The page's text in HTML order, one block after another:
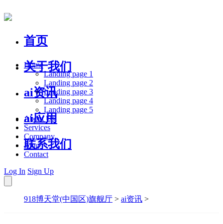
首页
关于我们
ai资讯
ai应用
联系我们
Home
Landing page 1
Landing page 2
Landing page 3
Landing page 4
Landing page 5
About Us
Services
Company
Blog
Contact
Log In Sign Up
918博天堂(中国区)旗舰厅 > ai资讯 >